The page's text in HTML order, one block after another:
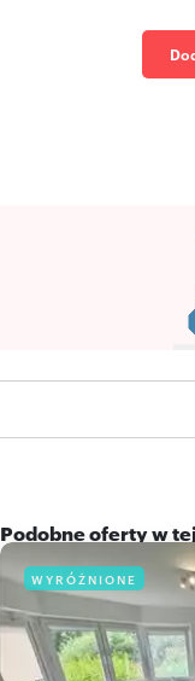
Podobne oferty w
WYRÓŻNIONE